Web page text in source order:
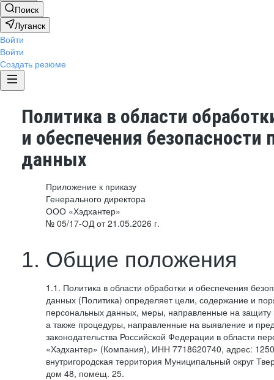
Поиск
Луганск
Войти
Войти
Создать резюме
Политика в области
и обеспечения безопасности
данных
Приложение к приказу
Генерального директора
ООО «Хэдхантер»
№ 05/17-ОД от 21.05.2026 г.
1. Общие положения
1.1. Политика в области обработки и обеспечения
данных (Политика) определяет цели, содержание и
персональных данных, меры, направленные на
а также процедуры, направленные на выявление и
законодательства Российской Федерации в области
«Хэдхантер» (Компания), ИНН 7718620740, адрес:
внутригородская территория Муниципальный округ
дом 48, помещ. 25.